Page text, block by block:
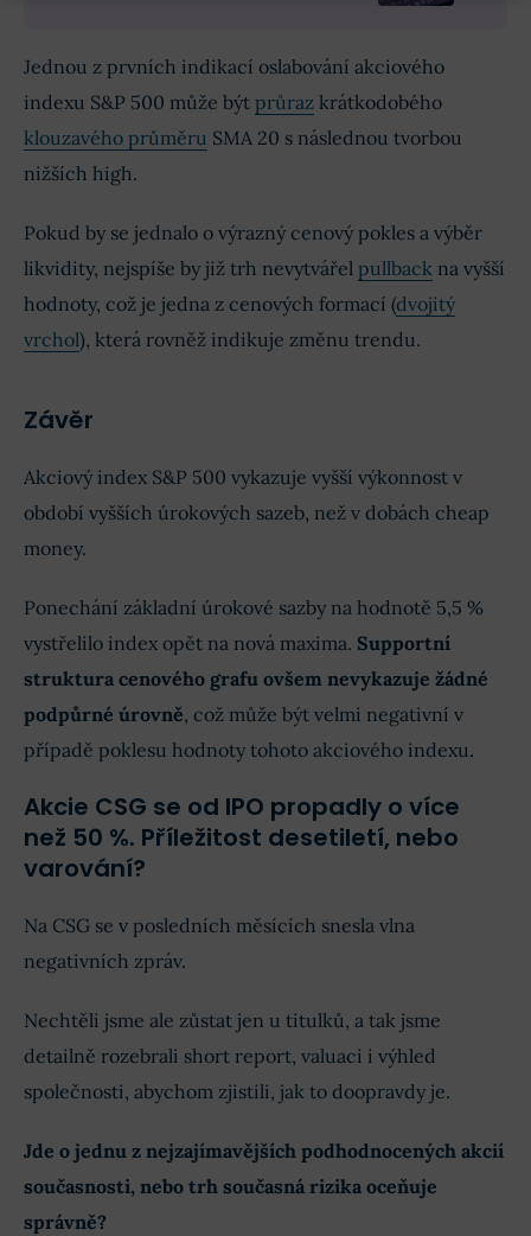
Jednou z prvních indikací oslabování akciového
indexu S&P 500 může být průraz krátkodobého
klouzavého průměru SMA 20 s následnou tvorbou
nižších high.
Pokud by se jednalo o výrazný cenový pokles a výběr
likvidity, nejspíše by již trh nevytvářel pullback na vyšší
hodnoty, což je jedna z cenových formací (dvojitý
vrchol), která rovněž indikuje změnu trendu.
Závěr
Akciový index S&P 500 vykazuje vyšší výkonnost v
období vyšších úrokových sazeb, než v dobách cheap
money.
Ponechání základní úrokové sazby na hodnotě 5,5 %
vystřelilo index opět na nová maxima. Supportní
struktura cenového grafu ovšem nevykazuje žádné
podpůrné úrovně, což může být velmi negativní v
případě poklesu hodnoty tohoto akciového indexu.
Akcie CSG se od IPO propadly o více
než 50 %. Příležitost desetiletí, nebo
varování?
Na CSG se v posledních měsících snesla vlna
negativních zpráv.
Nechtěli jsme ale zůstat jen u titulků, a tak jsme
detailně rozebrali short report, valuaci i výhled
společnosti, abychom zjistili, jak to doopravdy je.
Jde o jednu z nejzajímavějších podhodnocených akcií
současnosti, nebo trh současná rizika oceňuje
správně?